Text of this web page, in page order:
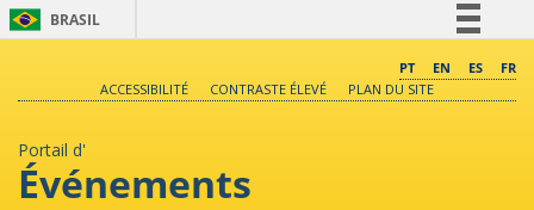
BRASIL
Comunica BR
PT EN ES
FR
ACCESSIBILITÉ
CONTRASTE ÉLEVÉ PLAN DU SITE
Portail d'
Événements